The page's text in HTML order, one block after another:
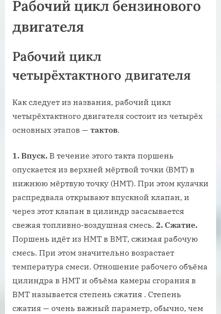
Рабочий цикл бензинового
двигателя
Рабочий цикл
четырёхтактного двигателя
Как следует из названия, рабочий цикл
четырёхтактного двигателя состоит из четырёх
основных этапов — тактов.
1. Впуск. В течение этого такта поршень
опускается из верхней мёртвой точки (ВМТ) в
нижнюю мёртвую точку (НМТ). При этом кулачки
распредвала открывают впускной клапан, и
через этот клапан в цилиндр засасывается
свежая топливно-воздушная смесь. 2. Сжатие.
Поршень идёт из НМТ в ВМТ, сжимая рабочую
смесь. При этом значительно возрастает
температура смеси. Отношение рабочего объёма
цилиндра в НМТ и объёма камеры сгорания в
ВМТ называется степень сжатия . Степень
сжатия — очень важный параметр, обычно, чем